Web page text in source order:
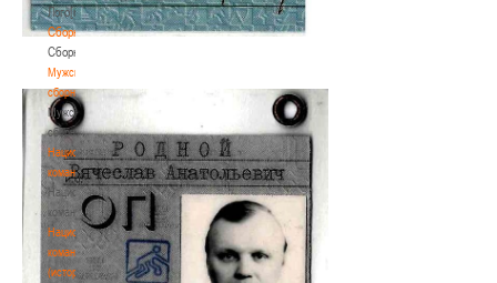
Лого[modid=121]
Сборные
Сборные
Мужские
сборные
Мужские
сборные
Национальная
команда
Национальная
команда
Национальная
команда
(история)